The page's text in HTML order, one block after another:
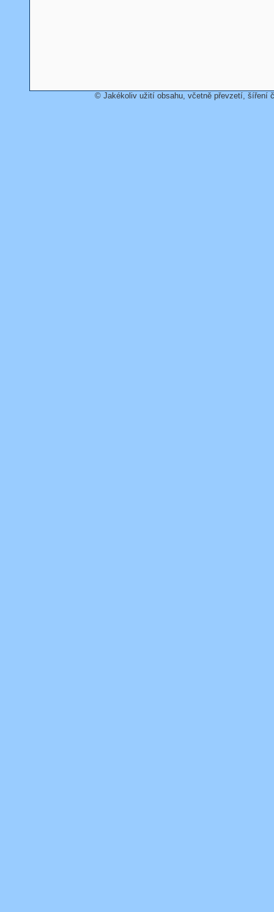
© Jakékoliv užití obsahu, včetně převzetí, šíření